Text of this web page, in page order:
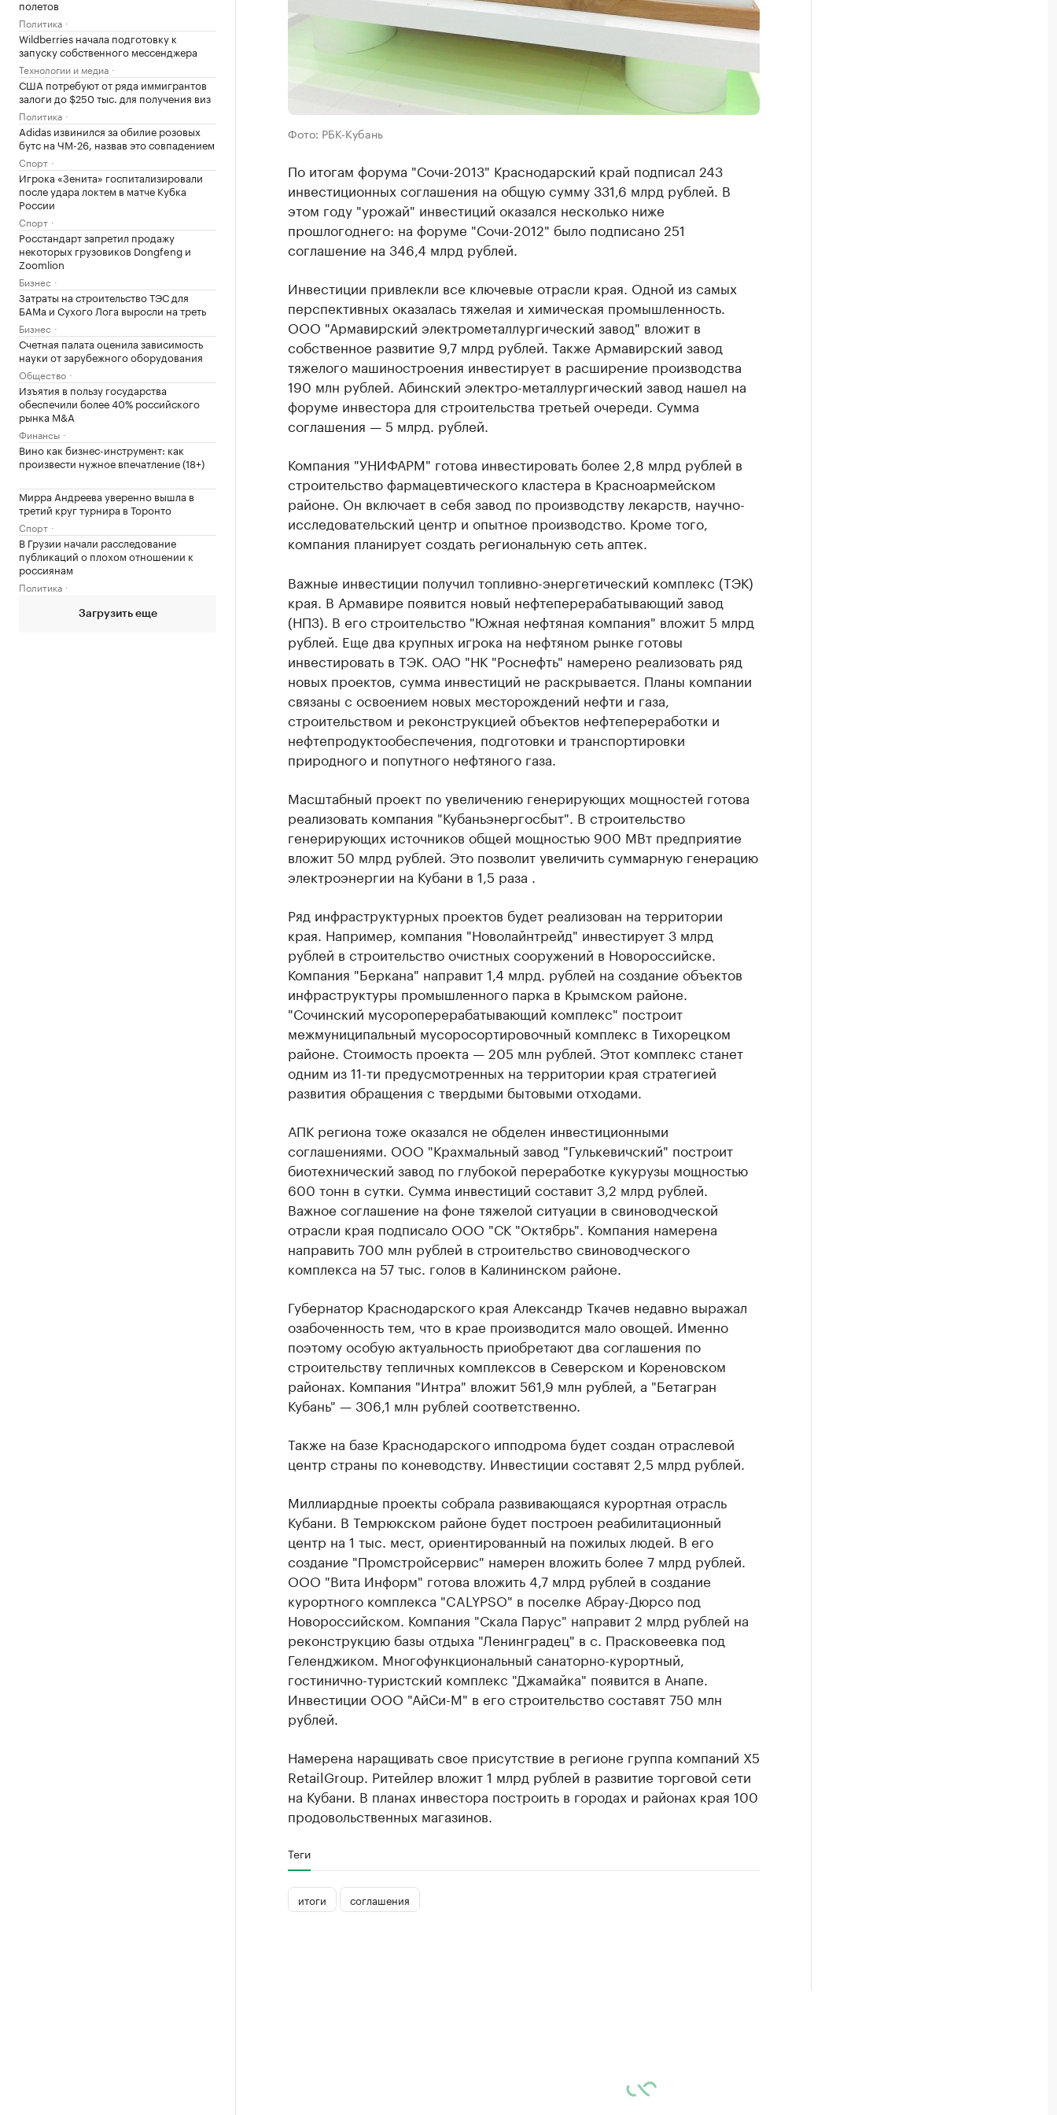
полетов
Политика
Wildberries начала подготовку к
запуску собственного мессенджера
Технологии и медиа
США потребуют от ряда иммигрантов
залоги до $250 тыс. для получения виз
Политика
Adidas извинился за обилие розовых
бутс на ЧМ-26, назвав это совпадением
Спорт
Игрока «Зенита» госпитализировали
после удара локтем в матче Кубка
России
Спорт
Росстандарт запретил продажу
некоторых грузовиков Dongfeng и
Zoomlion
Бизнес
Затраты на строительство ТЭС для
БАМа и Сухого Лога выросли на треть
Бизнес
Счетная палата оценила зависимость
науки от зарубежного оборудования
Общество
Изъятия в пользу государства
обеспечили более 40% российского
рынка M&A
Финансы
Вино как бизнес-инструмент: как
произвести нужное впечатление (18+)
Мирра Андреева уверенно вышла в
третий круг турнира в Торонто
Спорт
В Грузии начали расследование
публикаций о плохом отношении к
россиянам
Политика
Загрузить еще
Фото: РБК-Кубань
По итогам форума "Сочи-2013" Краснодарский край подписал 243
инвестиционных соглашения на общую сумму 331,6 млрд рублей. В
этом году "урожай" инвестиций оказался несколько ниже
прошлогоднего: на форуме "Сочи-2012" было подписано 251
соглашение на 346,4 млрд рублей.
Инвестиции привлекли все ключевые отрасли края. Одной из самых
перспективных оказалась тяжелая и химическая промышленность.
ООО "Армавирский электрометаллургический завод" вложит в
собственное развитие 9,7 млрд рублей. Также Армавирский завод
тяжелого машиностроения инвестирует в расширение производства
190 млн рублей. Абинский электро-металлургический завод нашел на
форуме инвестора для строительства третьей очереди. Сумма
соглашения — 5 млрд. рублей.
Компания "УНИФАРМ" готова инвестировать более 2,8 млрд рублей в
строительство фармацевтического кластера в Красноармейском
районе. Он включает в себя завод по производству лекарств, научно-
исследовательский центр и опытное производство. Кроме того,
компания планирует создать региональную сеть аптек.
Важные инвестиции получил топливно-энергетический комплекс (ТЭК)
края. В Армавире появится новый нефтеперерабатывающий завод
(НПЗ). В его строительство "Южная нефтяная компания" вложит 5 млрд
рублей. Еще два крупных игрока на нефтяном рынке готовы
инвестировать в ТЭК. ОАО "НК "Роснефть" намерено реализовать ряд
новых проектов, сумма инвестиций не раскрывается. Планы компании
связаны с освоением новых месторождений нефти и газа,
строительством и реконструкцией объектов нефтепереработки и
нефтепродуктообеспечения, подготовки и транспортировки
природного и попутного нефтяного газа.
Масштабный проект по увеличению генерирующих мощностей готова
реализовать компания "Кубаньэнергосбыт". В строительство
генерирующих источников общей мощностью 900 МВт предприятие
вложит 50 млрд рублей. Это позволит увеличить суммарную генерацию
электроэнергии на Кубани в 1,5 раза .
Ряд инфраструктурных проектов будет реализован на территории
края. Например, компания "Новолайнтрейд" инвестирует 3 млрд
рублей в строительство очистных сооружений в Новороссийске.
Компания "Беркана" направит 1,4 млрд. рублей на создание объектов
инфраструктуры промышленного парка в Крымском районе.
"Сочинский мусороперерабатывающий комплекс" построит
межмуниципальный мусоросортировочный комплекс в Тихорецком
районе. Стоимость проекта — 205 млн рублей. Этот комплекс станет
одним из 11-ти предусмотренных на территории края стратегией
развития обращения с твердыми бытовыми отходами.
АПК региона тоже оказался не обделен инвестиционными
соглашениями. ООО "Крахмальный завод "Гулькевичский" построит
биотехнический завод по глубокой переработке кукурузы мощностью
600 тонн в сутки. Сумма инвестиций составит 3,2 млрд рублей.
Важное соглашение на фоне тяжелой ситуации в свиноводческой
отрасли края подписало ООО "СК "Октябрь". Компания намерена
направить 700 млн рублей в строительство свиноводческого
комплекса на 57 тыс. голов в Калининском районе.
Губернатор Краснодарского края Александр Ткачев недавно выражал
озабоченность тем, что в крае производится мало овощей. Именно
поэтому особую актуальность приобретают два соглашения по
строительству тепличных комплексов в Северском и Кореновском
районах. Компания "Интра" вложит 561,9 млн рублей, а "Бетагран
Кубань" — 306,1 млн рублей соответственно.
Также на базе Краснодарского ипподрома будет создан отраслевой
центр страны по коневодству. Инвестиции составят 2,5 млрд рублей.
Миллиардные проекты собрала развивающаяся курортная отрасль
Кубани. В Темрюкском районе будет построен реабилитационный
центр на 1 тыс. мест, ориентированный на пожилых людей. В его
создание "Промстройсервис" намерен вложить более 7 млрд рублей.
ООО "Вита Информ" готова вложить 4,7 млрд рублей в создание
курортного комплекса "CALYPSO" в поселке Абрау-Дюрсо под
Новороссийском. Компания "Скала Парус" направит 2 млрд рублей на
реконструкцию базы отдыха "Ленинградец" в с. Прасковеевка под
Геленджиком. Многофункциональный санаторно-курортный,
гостинично-туристский комплекс "Джамайка" появится в Анапе.
Инвестиции ООО "АйСи-М" в его строительство составят 750 млн
рублей.
Намерена наращивать свое присутствие в регионе группа компаний X5
RetailGroup. Ритейлер вложит 1 млрд рублей в развитие торговой сети
на Кубани. В планах инвестора построить в городах и районах края 100
продовольственных магазинов.
Теги
итоги соглашения